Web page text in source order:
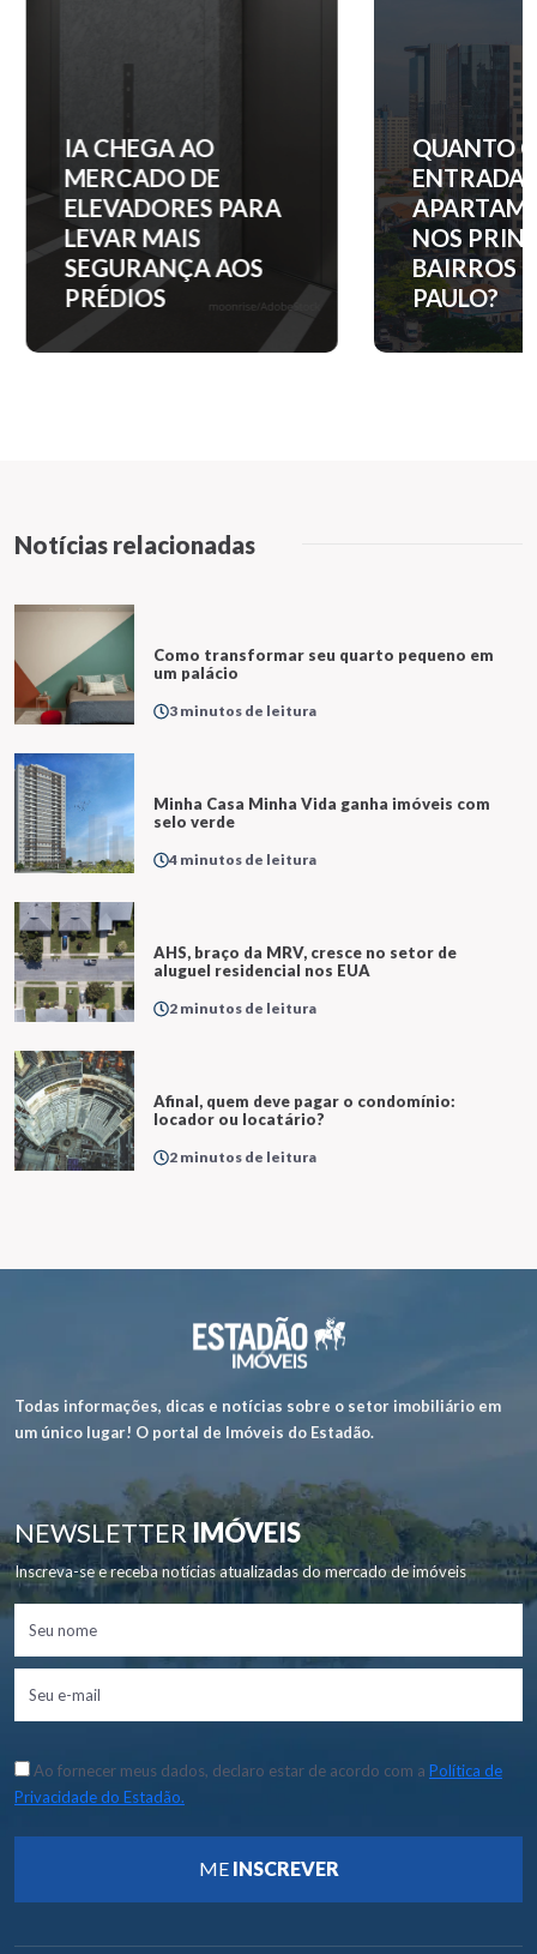
IA CHEGA AO
MERCADO DE
ELEVADORES PARA
LEVAR MAIS
SEGURANÇA AOS
PRÉDIOS
QUANTO
ENTRADA
NOS
BAIRROS
PAULO?
Notícias relacionadas
Como transformar seu quarto pequeno em
um palácio
3 minutos de leitura
Minha Casa Minha Vida ganha imóveis com
selo verde
4 minutos de leitura
AHS, braço da MRV, cresce no setor de
aluguel residencial nos EUA
2 minutos de leitura
Afinal, quem deve pagar o condomínio:
locador ou locatário?
2 minutos de leitura
Todas informações, dicas e notícias sobre o setor imobiliário em
um único lugar! O portal de Imóveis do Estadão.
NEWSLETTERIMÓVEIS
Inscreva-se e receba notícias atualizadas do mercado de imóveis
Ao fornecer meus dados, declaro estar de acordo com a Política de
Privacidade do Estadão.
ME INSCREVER